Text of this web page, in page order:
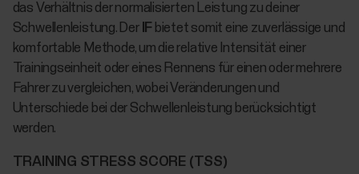
das Verhältnis der normalisierten Leistung zu deiner
Schwellenleistung. Der IF bietet somit eine zuverlässige und
komfortable Methode, um die relative Intensität einer
Trainingseinheit oder eines Rennens für einen oder mehrere
Fahrer zu vergleichen, wobei Veränderungen und
Unterschiede bei der Schwellenleistung berücksichtigt
werden.
TRAINING STRESS SCORE (TSS)